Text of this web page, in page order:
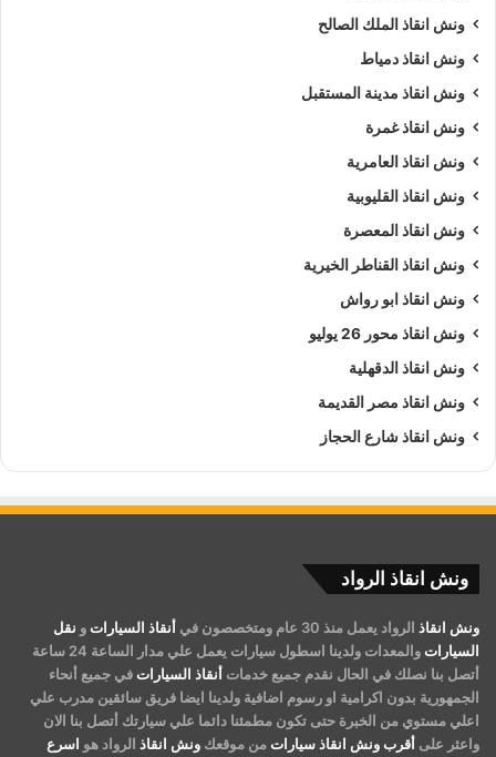
ونش انقاذ الملك الصالح
ونش انقاذ دمياط
ونش انقاذ مدينة المستقبل
ونش انقاذ غمرة
ونش انقاذ العامرية
ونش انقاذ القليوبية
ونش انقاذ المعصرة
ونش انقاذ القناطر الخيرية
ونش انقاذ ابو رواش
ونش انقاذ محور 26 يوليو
ونش انقاذ الدقهلية
ونش انقاذ مصر القديمة
ونش انقاذ شارع الحجاز
ونش انقاذ الرواد
ونش انقاذ الرواد يعمل منذ 30 عام ومتخصصون في أنقاذ السيارات و نقل
السيارات
والمعدات ولدينا اسطول سيارات يعمل علي مدار الساعة 24 ساعة
أتصل بنا نصلك في الحال نقدم جميع خدمات أنقاذ السيارات في جميع أنحاء
الجمهورية بدون اكرامية او رسوم اضافية ولدينا ايضا فريق سائقين مدرب علي
اعلي مستوي من الخبرة حتى تكون مطمئنا دائما علي سيارتك أتصل بنا الان
واعثر على أقرب ونش انقاذ سيارات من موقعك ونش انقاذ الرواد هو اسرع